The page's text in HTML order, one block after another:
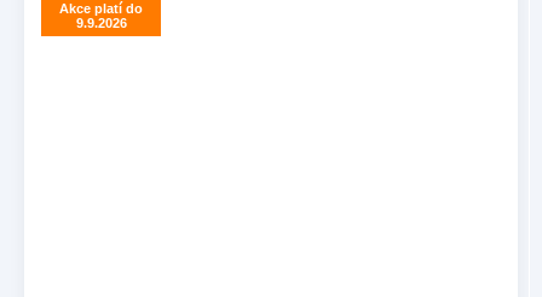
Akce platí do
9.9.2026